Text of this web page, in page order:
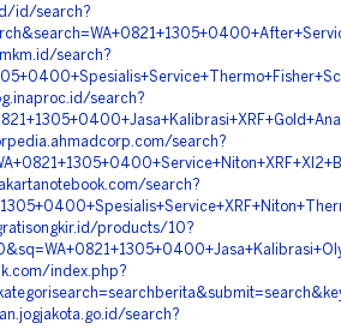
id/search?
search?
search?
search?
search?
products/10?
index.php?
search?